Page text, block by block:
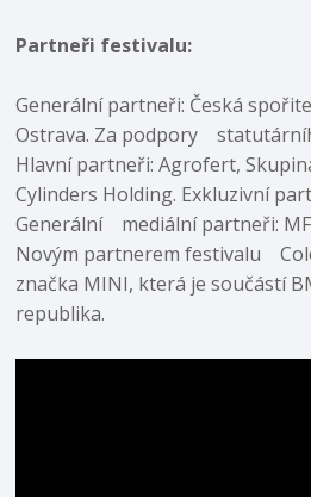
Partneři festivalu:
Generální partneři: Česká
Ostrava. Za podpory
Hlavní partneři: Agrofert,
Cylinders Holding. Exkluzivní
Generální mediální partneři:
Novým partnerem festivalu
značka MINI, která je součástí
republika.